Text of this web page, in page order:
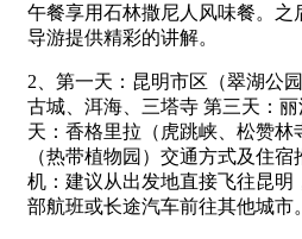
午餐享用石林撒尼人风味餐。之
导游提供精彩的讲解。
2、第一天：昆明市区（翠湖公
古城、洱海、三塔寺 第三天：
天：香格里拉（虎跳峡、松赞林
（热带植物园）交通方式及住
机：建议从出发地直接飞往昆明
部航班或长途汽车前往其他城市。